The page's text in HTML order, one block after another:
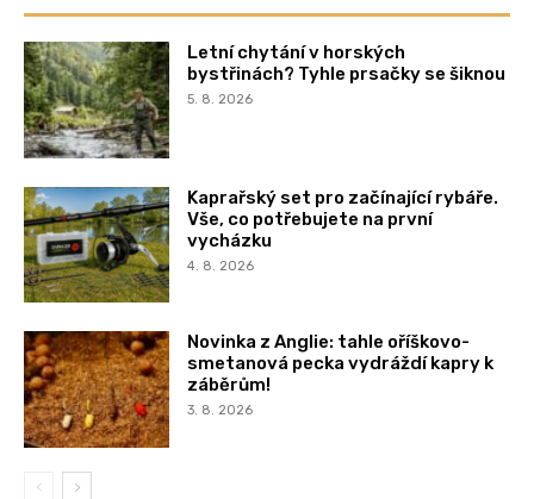
Letní chytání v horských
bystřinách? Tyhle prsačky se šiknou
5. 8. 2026
Kaprařský set pro začínající rybáře.
Vše, co potřebujete na první
vycházku
4. 8. 2026
Novinka z Anglie: tahle oříškovo-
smetanová pecka vydráždí kapry k
záběrům!
3. 8. 2026